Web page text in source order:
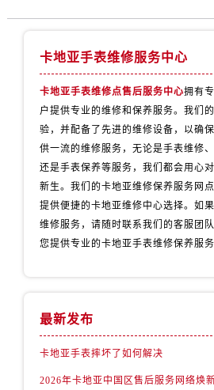
卡地亚手表维修服务中心
卡地亚手表维修点售后服务中心拥有
户提供专业的维修和保养服务。我们
验，并配备了先进的维修设备，以确
供一流的维修服务，无论是手表维修
还是手表保养等服务，我们都会用心
新生。我们的卡地亚维修保养服务网
提供便捷的卡地亚维修中心选择。如
维修服务，请随时联系我们的客服团
您提供专业的卡地亚手表维修保养服务
最新发布
卡地亚手表摔坏了如何解决